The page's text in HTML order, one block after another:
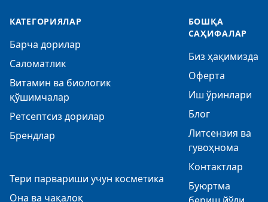
КАТЕГОРИЯЛАР
Барча дорилар
Саломатлик
Витамин ва биологик
қўшимчалар
Ретсептсиз дорилар
Брендлар
Тери парвариши учун косметика
Она ва чақалоқ
БОШҚА
САҲИФАЛАР
Биз ҳақимизда
Оферта
Иш ўринлари
Блог
Литсензия ва
гувоҳнома
Контактлар
Буюртма